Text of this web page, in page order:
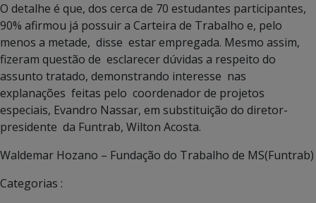
O detalhe é que, dos cerca de 70 estudantes participantes,
90% afirmou já possuir a Carteira de Trabalho e, pelo
menos a metade, disse estar empregada. Mesmo assim,
fizeram questão de esclarecer dúvidas a respeito do
assunto tratado, demonstrando interesse nas
explanações feitas pelo coordenador de projetos
especiais, Evandro Nassar, em substituição do diretor-
presidente da Funtrab, Wilton Acosta.
Waldemar Hozano – Fundação do Trabalho de MS(Funtrab)
Categorias :